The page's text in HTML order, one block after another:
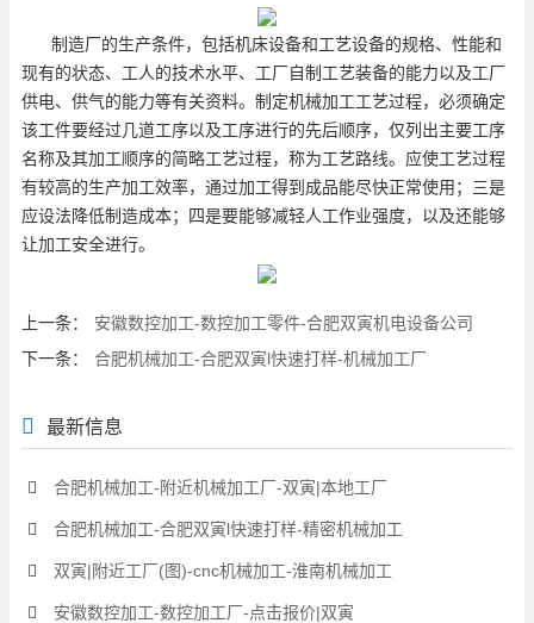
制造厂的生产条件，包括机床设备和工艺设备的规格、性能和
现有的状态、工人的技术水平、工厂自制工艺装备的能力以及工厂
供电、供气的能力等有关资料。制定机械加工工艺过程，必须确定
该工件要经过几道工序以及工序进行的先后顺序，仅列出主要工序
名称及其加工顺序的简略工艺过程，称为工艺路线。应使工艺过程
有较高的生产加工效率，通过加工得到成品能尽快正常使用；三是
应设法降低制造成本；四是要能够减轻人工作业强度，以及还能够
让加工安全进行。
上一条：
安徽数控加工-数控加工零件-合肥双寅机电设备公司
下一条：
合肥机械加工-合肥双寅l快速打样-机械加工厂
最新信息
合肥机械加工-附近机械加工厂-双寅|本地工厂
合肥机械加工-合肥双寅l快速打样-精密机械加工
双寅|附近工厂(图)-cnc机械加工-淮南机械加工
安徽数控加工-数控加工厂-点击报价|双寅